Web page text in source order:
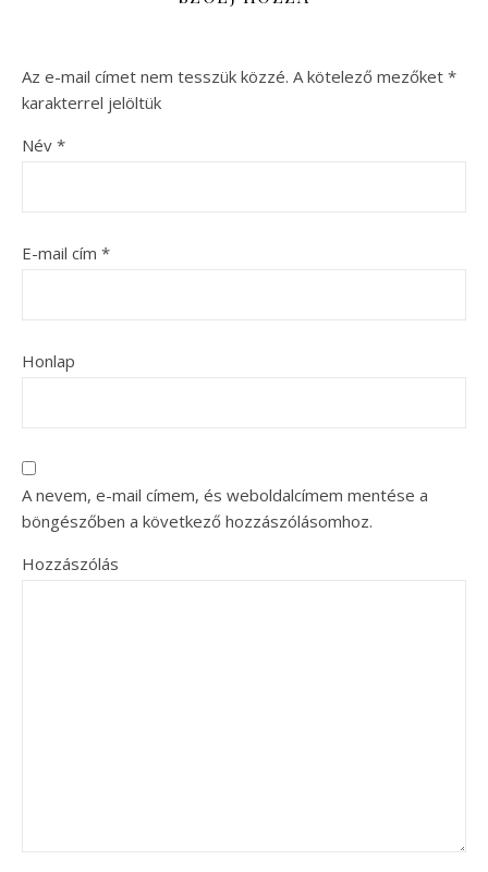
Az e-mail címet nem tesszük közzé. A kötelező mezőket *
karakterrel jelöltük
Név *
E-mail cím *
Honlap
A nevem, e-mail címem, és weboldalcímem mentése a
böngészőben a következő hozzászólásomhoz.
Hozzászólás